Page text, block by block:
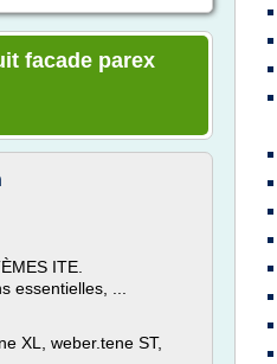
facade parex
ITE.
essentielles, ...
XL, weber.tene ST,